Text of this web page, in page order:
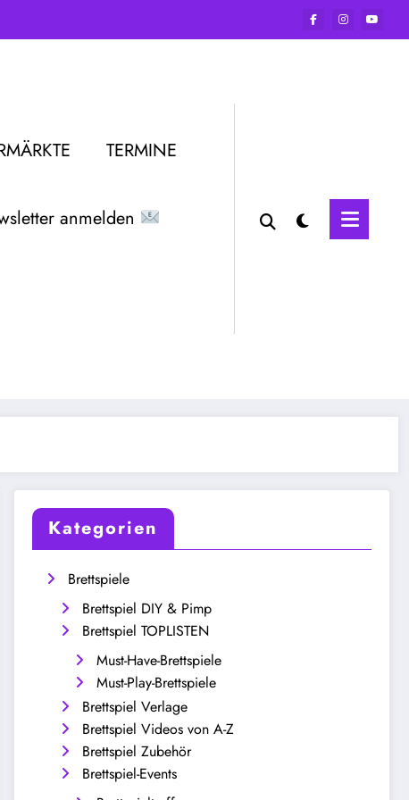
TERMINE
anmelden
Kategorien
Brettspiele
Brettspiel DIY & Pimp
Brettspiel TOPLISTEN
Must-Have-Brettspiele
Must-Play-Brettspiele
Brettspiel Verlage
Brettspiel Videos von A-Z
Brettspiel Zubehör
Brettspiel-Events